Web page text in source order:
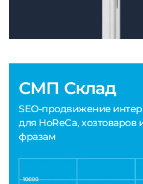
СМП Склад
SEO-продвижение
для HoReCa, хозтоваров
фразам